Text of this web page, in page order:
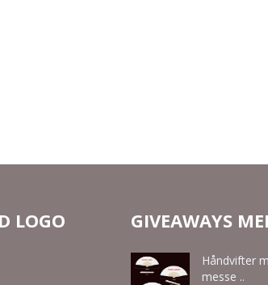
LOGO GIVEAWAYS
Håndvifter
messe ..